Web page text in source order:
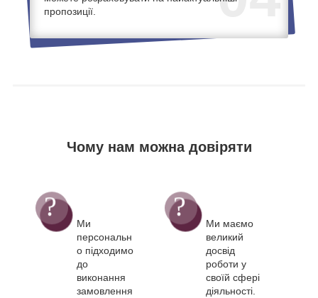
пропозиції.
Чому нам можна довіряти
Ми
персональн
о підходимо
до
виконання
замовлення
Ми маємо
великий
досвід
роботи у
своїй сфері
діяльності.